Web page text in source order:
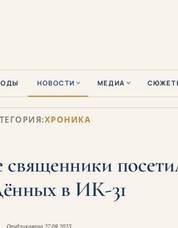
НОВОСТИ МЕДИА
ХРОНИКА
священники
в ИК-31
Опубликовано 27.09.2023